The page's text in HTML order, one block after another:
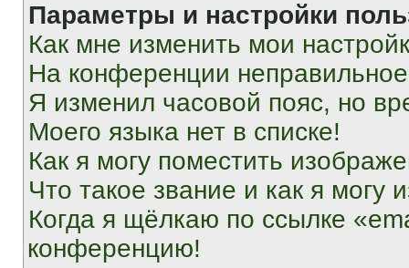
Параметры и настройки
Как мне изменить мои
На конференции
Я изменил часовой пояс, но
Моего языка нет в списке!
Как я могу поместить
Что такое звание и как я могу
Когда я щёлкаю по ссылке
конференцию!